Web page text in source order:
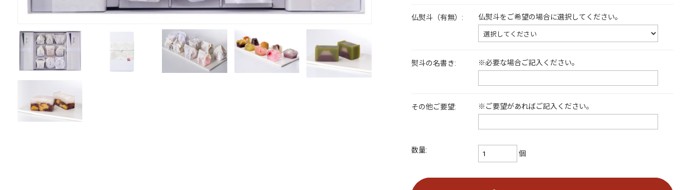
仏熨斗（有無）: 仏熨斗をご希望の場合に選択してください。
熨斗の名書き: ※必要な場合ご記入ください。
その他ご要望: ※ご要望があればご記入ください。
数量: 個